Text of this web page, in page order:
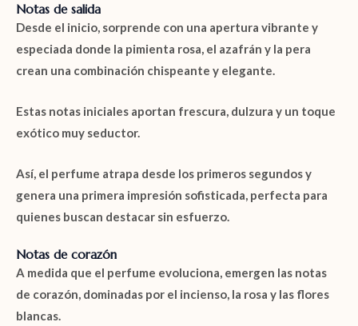
Notas de salida
Desde el inicio, sorprende con una apertura vibrante y
especiada donde la pimienta rosa, el azafrán y la pera
crean una combinación chispeante y elegante.
Estas notas iniciales aportan frescura, dulzura y un toque
exótico muy seductor.
Así, el perfume atrapa desde los primeros segundos y
genera una primera impresión sofisticada, perfecta para
quienes buscan destacar sin esfuerzo.
Notas de corazón
A medida que el perfume evoluciona, emergen las notas
de corazón, dominadas por el incienso, la rosa y las flores
blancas.